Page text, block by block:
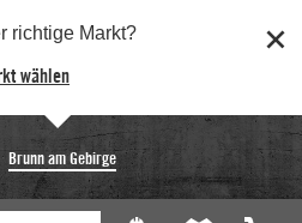
richtige Markt?
wählen
Brunn am Gebirge